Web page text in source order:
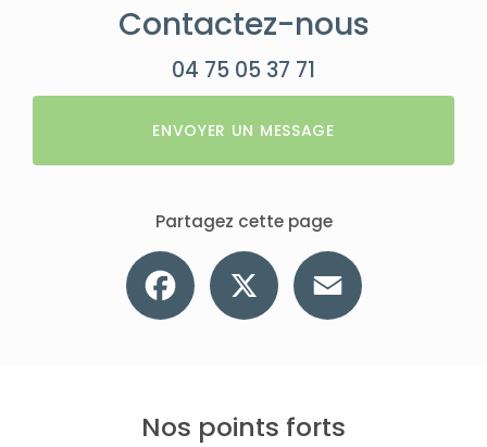
Contactez-nous
04 75 05 37 71
ENVOYER UN MESSAGE
Partagez cette page
Facebook
Nos points forts